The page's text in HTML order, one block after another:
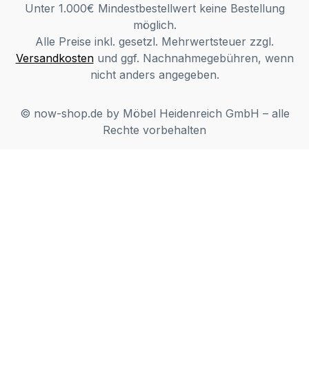
Fall wird der Mangel per Foto dargestellt)
und nicht mehr original verpackt sind.
Hierbei könnte es zu transportbedingten
Beschädigungen kommen. In diesen Fällen
können wir die Ware leider nur
Verkauf erfolgt unter Ausschluss jeglicher
Sach­mangelhaftung. Die Haftung wegen
Unter 1.000€ Mindestbestellwert keine Bestellung
möglich.
Alle Preise inkl. gesetzl. Mehrwertsteuer zzgl.
Versandkostenund ggf. Nachnahmegebühren, wenn
nicht anders angegeben.
© now-shop.de by Möbel Heidenreich GmbH – alle
Rechte vorbehalten